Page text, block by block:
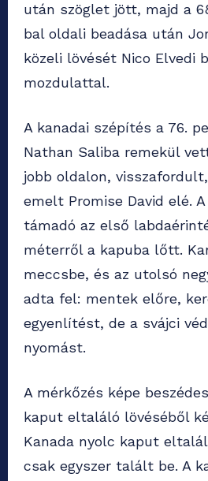
után szöglet jött, majd a
bal oldali beadása után
közeli lövését Nico Elvedi
mozdulattal.
A kanadai szépítés a 76.
Nathan Saliba remekül
jobb oldalon,
emelt Promise David elé.
támadó az első
méterről a kapuba lőtt.
meccsbe, és az utolsó
adta fel: mentek előre,
egyenlítést, de a svájci
nyomást.
A mérkőzés képe
kaput eltaláló lövéséből
Kanada nyolc kaput
csak egyszer talált be. A